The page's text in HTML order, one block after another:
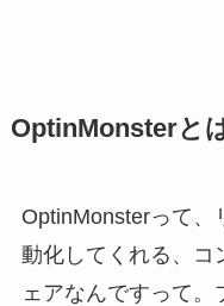
OptinMonsterと
OptinMonsterって、
動化してくれる、コ
ェアなんですって